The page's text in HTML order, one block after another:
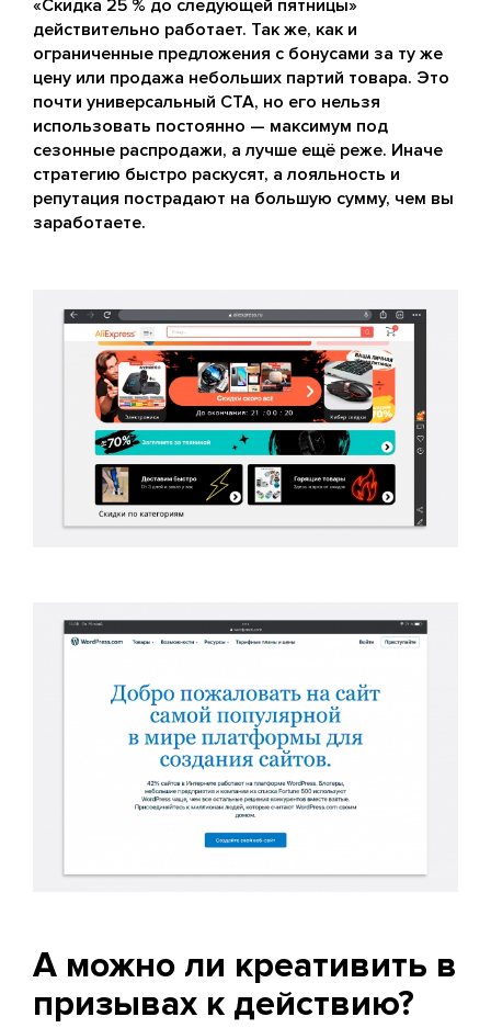
«Скидка 25 % до следующей пятницы»
действительно работает. Так же, как и
ограниченные предложения с бонусами за ту же
цену или продажа небольших партий товара. Это
почти универсальный CTA, но его нельзя
использовать постоянно — максимум под
сезонные распродажи, а лучше ещё реже. Иначе
стратегию быстро раскусят, а лояльность и
репутация пострадают на большую сумму, чем вы
заработаете.
А можно ли креативить в
призывах к действию?